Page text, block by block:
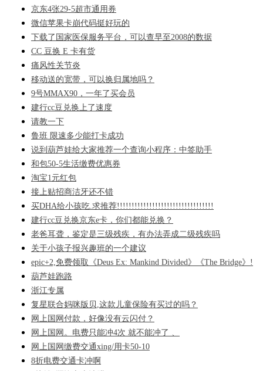
京东4张29-5超市通用券
微信苹果卡崩代码挺好玩的
下载了国家医保服务平台，可以查早至2008的数据
CC 豆换 E 卡有货
痛风性关节炎
移动送的宽带，可以换归属地吗？
9号MMAX90，一年了买会员
建行cc豆兑换上了速度
请教一下
鲁班 限速多少能打卡成功
说到葫芦娃给大家推荐一个查询小程序：中签助手
和包50-5生活缴费优惠券
淘宝1元红包
接上贴招商洁牙还不错
买DHA给小孩吃.求推荐!!!!!!!!!!!!!!!!!!!!!!!!!!!!!!!!!
建行cc豆兑换京东e卡，你们都能兑换？
老爸耳聋，鉴定是三级残疾，有办法弄成二级残疾吗
关于小孩子报兴趣班的一个建议
epic+2,免费领取《Deus Ex: Mankind Divided》《The Bridge》!
葫芦娃跑路
浙江专属
复星联合妈咪版贝,这款儿童保险有买过的吗？
网上国网付款，好像没有云闪付？
网上国网。电费只能冲4次 就不能冲了 、
网上国网缴费交通xing/用卡50-10
8折电费交通卡冲啊